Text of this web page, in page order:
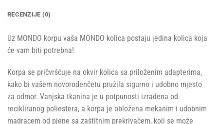
RECENZIJE (0)
Uz MONDO korpu vaša MONDO kolica postaju jedina kolica koja
će vam biti potrebna!
Korpa se pričvršćuje na okvir kolica sa priloženim adapterima,
kako bi vašem novorođenčetu pružila sigurno i udobno mjesto
za odmor. Vanjska tkanina je u potpunosti izrađena od
recikliranog poliestera, a korpa je obložena mekanim i udobnim
madracem od pjene sa zaštitnim prekrivačem, koji se može